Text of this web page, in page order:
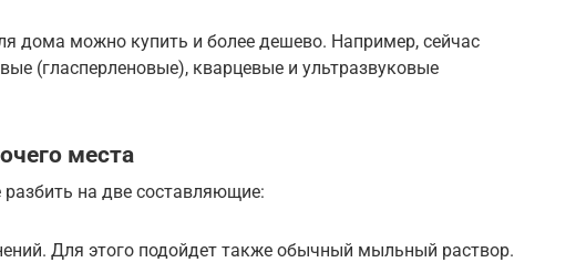
дома можно купить и более дешево. Например, сейчас
(гласперленовые), кварцевые и ультразвуковые
места
на две составляющие:
Для этого подойдет также обычный мыльный раствор.